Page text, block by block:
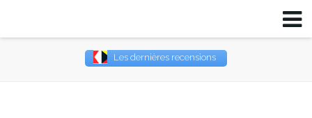
Les dernières recensions